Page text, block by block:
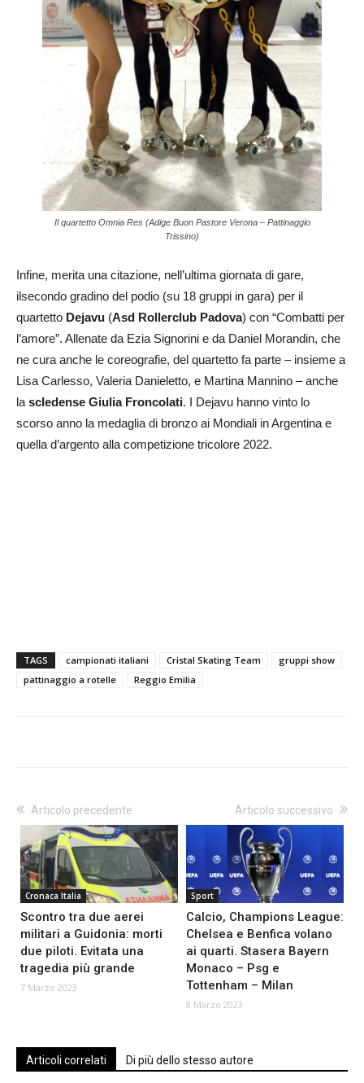
Il quartetto Omnia Res (Adige Buon Pastore Verona – Pattinaggio
Trissino)
Infine, merita una citazione, nell’ultima giornata di gare,
ilsecondo gradino del podio (su 18 gruppi in gara) per il
quartetto Dejavu (Asd Rollerclub Padova) con “Combatti per
l’amore”. Allenate da Ezia Signorini e da Daniel Morandin, che
ne cura anche le coreografie, del quartetto fa parte – insieme a
Lisa Carlesso, Valeria Danieletto, e Martina Mannino – anche
la scledense Giulia Froncolati. I Dejavu hanno vinto lo
scorso anno la medaglia di bronzo ai Mondiali in Argentina e
quella d’argento alla competizione tricolore 2022.
TAGS campionati italiani Cristal Skating Team
gruppi show
pattinaggio a rotelle
Reggio Emilia
Articolo precedente
Cronaca Italia
Scontro tra due aerei
militari a Guidonia: morti
due piloti. Evitata una
tragedia più grande
7 Marzo 2023
Articolo successivo
Sport
Calcio, Champions League:
Chelsea e Benfica volano
ai quarti. Stasera Bayern
Monaco – Psg e
Tottenham – Milan
8 Marzo 2023
Articoli correlati Di più dello stesso autore